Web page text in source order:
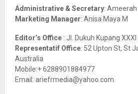
Administrative & Secretary:
Marketing Manager: Anisa Maya M
Editor’s Office : Jl. Dukuh Kupang
Representatif Office: 52 Upton St, St
Australia
Mobile:+ 6288901884977
Email: ariefrmedia@yahoo.com